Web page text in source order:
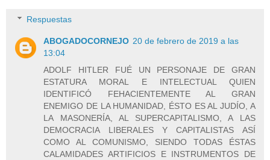
Respuestas
ABOGADOCORNEJO 20 de febrero de 2019 a las
13:04
ADOLF HITLER FUÉ UN PERSONAJE DE GRAN
ESTATURA MORAL E INTELECTUAL QUIEN
IDENTIFICÓ FEHACIENTEMENTE AL GRAN
ENEMIGO DE LA HUMANIDAD, ÉSTO ES AL JUDÍO, A
LA MASONERÍA, AL SUPERCAPITALISMO, A LAS
DEMOCRACIA LIBERALES Y CAPITALISTAS ASÍ
COMO AL COMUNISMO, SIENDO TODAS ÉSTAS
CALAMIDADES ARTIFICIOS E INSTRUMENTOS DE